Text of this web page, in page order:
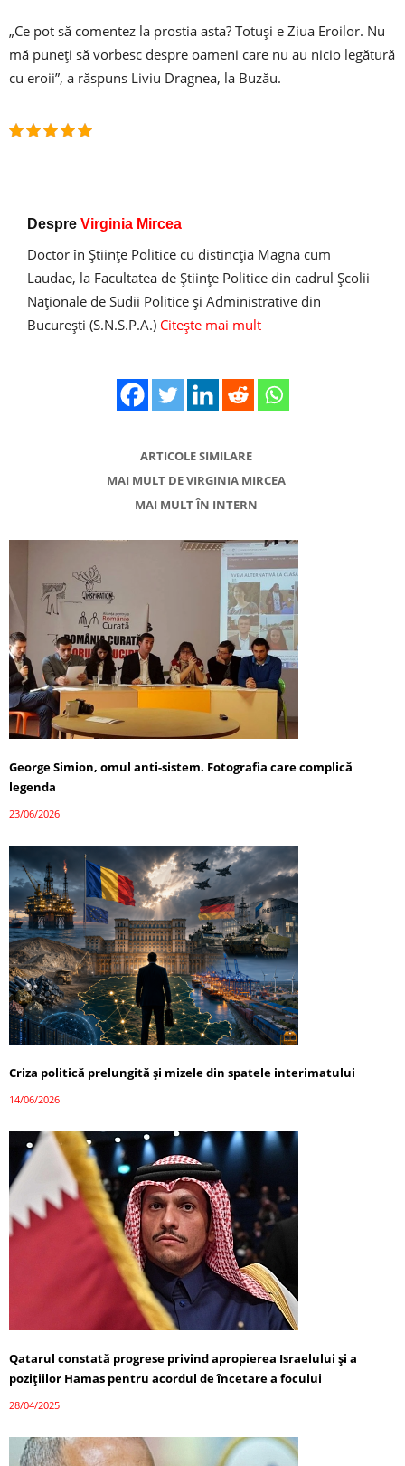
„Ce pot să comentez la prostia asta? Totuşi e Ziua Eroilor. Nu
mă puneţi să vorbesc despre oameni care nu au nicio legătură
cu eroii”, a răspuns Liviu Dragnea, la Buzău.
Despre Virginia Mircea
Doctor în Ştiinţe Politice cu distincţia Magna cum
Laudae, la Facultatea de Ştiinţe Politice din cadrul Şcolii
Naţionale de Sudii Politice şi Administrative din
Bucureşti (S.N.S.P.A.) Citește mai mult
ARTICOLE SIMILARE
MAI MULT DE VIRGINIA MIRCEA
MAI MULT ÎN INTERN
George Simion, omul anti-sistem. Fotografia care complică
legenda
23/06/2026
Criza politică prelungită și mizele din spatele interimatului
14/06/2026
Qatarul constată progrese privind apropierea Israelului și a
pozițiilor Hamas pentru acordul de încetare a focului
28/04/2025